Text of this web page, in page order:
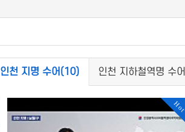
인천 지명 수어(10) 인천 지하철역명 수어
Hot